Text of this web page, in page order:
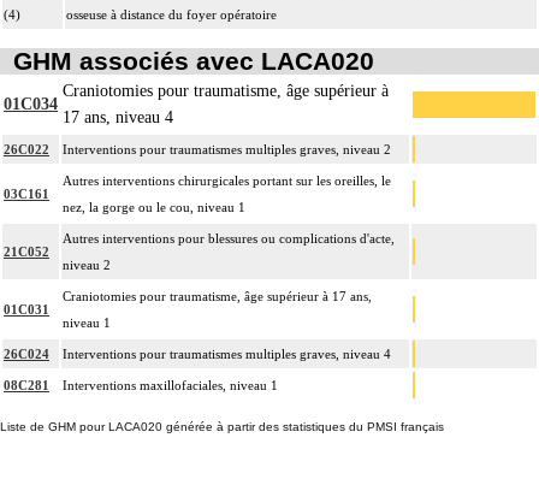
(4)
osseuse à distance du foyer opératoire
GHM associés avec LACA020
01C034
Craniotomies pour traumatisme, âge supérieur à
17 ans, niveau 4
26C022 Interventions pour traumatismes multiples graves, niveau 2
03C161
Autres interventions chirurgicales portant sur les oreilles, le
nez, la gorge ou le cou, niveau 1
21C052
Autres interventions pour blessures ou complications d'acte,
niveau 2
01C031
Craniotomies pour traumatisme, âge supérieur à 17 ans,
niveau 1
26C024 Interventions pour traumatismes multiples graves, niveau 4
08C281 Interventions maxillofaciales, niveau 1
Liste de GHM pour LACA020 générée à partir des statistiques du PMSI français